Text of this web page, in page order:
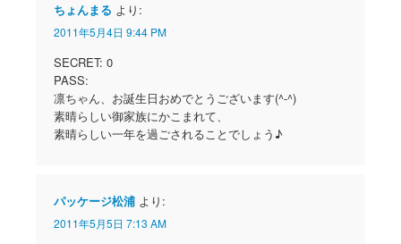
ちょんまる より:
2011年5月4日 9:44 PM
SECRET: 0
PASS:
凛ちゃん、お誕生日おめでとうございます(^-^)
素晴らしい御家族にかこまれて、
素晴らしい一年を過ごされることでしょう♪
パッケージ松浦 より:
2011年5月5日 7:13 AM